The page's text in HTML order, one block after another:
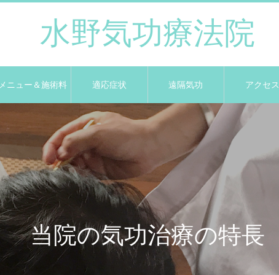
水野気功療法院
メニュー＆施術料 適応症状 遠隔気功 アクセス
当院の気功治療の特長